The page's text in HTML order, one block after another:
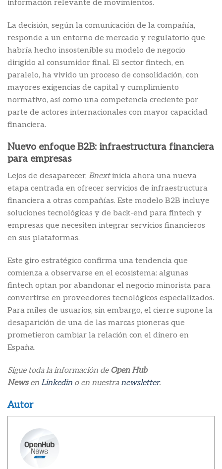
información relevante de movimientos.
La decisión, según la comunicación de la compañía,
responde a un entorno de mercado y regulatorio que
habría hecho insostenible su modelo de negocio
dirigido al consumidor final. El sector fintech, en
paralelo, ha vivido un proceso de consolidación, con
mayores exigencias de capital y cumplimiento
normativo, así como una competencia creciente por
parte de actores internacionales con mayor capacidad
financiera.
Nuevo enfoque B2B: infraestructura financiera
para empresas
Lejos de desaparecer, Bnext inicia ahora una nueva
etapa centrada en ofrecer servicios de infraestructura
financiera a otras compañías. Este modelo B2B incluye
soluciones tecnológicas y de back-end para fintech y
empresas que necesiten integrar servicios financieros
en sus plataformas.
Este giro estratégico confirma una tendencia que
comienza a observarse en el ecosistema: algunas
fintech optan por abandonar el negocio minorista para
convertirse en proveedores tecnológicos especializados.
Para miles de usuarios, sin embargo, el cierre supone la
desaparición de una de las marcas pioneras que
prometieron cambiar la relación con el dinero en
España.
Sigue toda la información de Open Hub
Newsen Linkedin o en nuestranewsletter.
Autor